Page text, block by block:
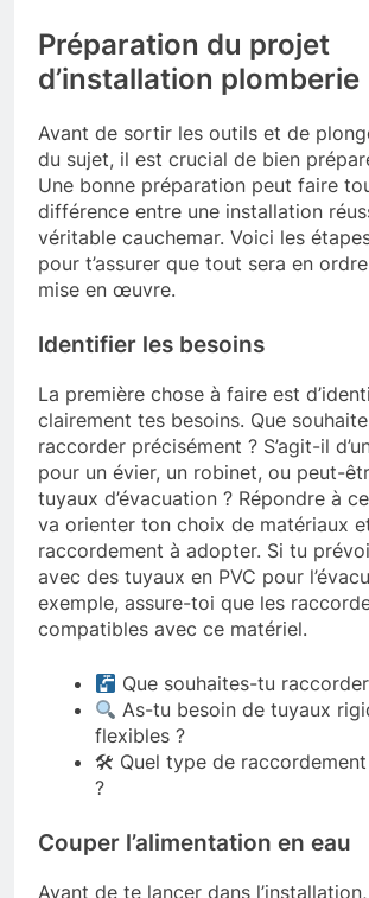
Préparation du projet
d’installation plomberie
Avant de sortir les outils et de
du sujet, il est crucial de bien
Une bonne préparation peut faire
différence entre une installation
véritable cauchemar. Voici les
pour t’assurer que tout sera en
mise en œuvre.
Identifier les besoins
La première chose à faire est
clairement tes besoins. Que
raccorder précisément ? S’agit-il
pour un évier, un robinet, ou peut-
tuyaux d’évacuation ? Répondre à
va orienter ton choix de matériaux
raccordement à adopter. Si tu
avec des tuyaux en PVC pour
exemple, assure-toi que les
compatibles avec ce matériel.
Que souhaites-tu
As-tu besoin de tuyaux
flexibles ?
🛠 Quel type de
?
Couper l’alimentation en eau
Avant de te lancer dans l’installation,